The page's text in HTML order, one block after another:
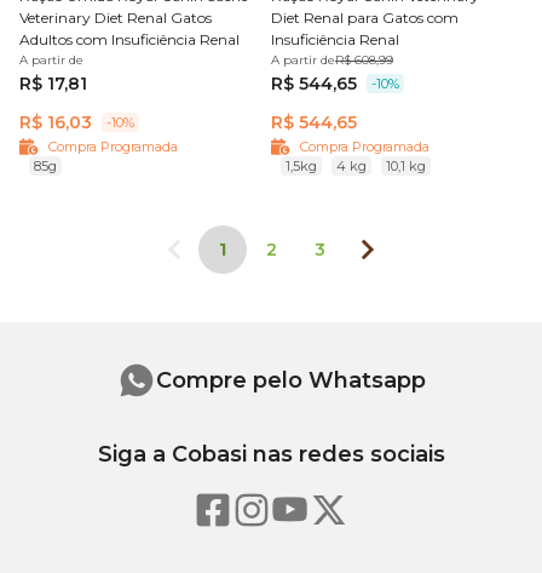
Veterinary Diet Renal Gatos
Adultos com Insuficiência Renal
A partir de
R$ 17,81
R$ 16,03
-10%
Compra Programada
85g
Diet Renal para Gatos com
Insuficiência Renal
A partir deR$ 608,99
R$ 544,65 -10%
R$ 544,65
Compra Programada
1,5kg
4 kg 10,1 kg
1 2 3
Compre pelo Whatsapp
Siga a Cobasi nas redes sociais